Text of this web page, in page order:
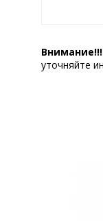
Внимание!!!
уточняйте